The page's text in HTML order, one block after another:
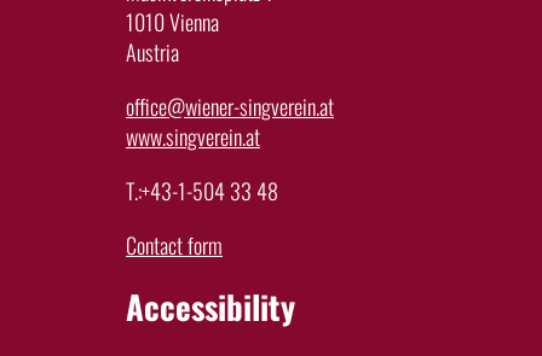
1010 Vienna
Austria
office@wiener-singverein.at
www.singverein.at
T.:+43-1-504 33 48
Contact form
Accessibility